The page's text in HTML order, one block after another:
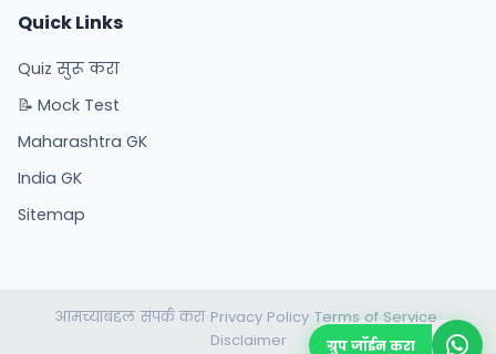
Quick Links
Quiz सुरू करा
📝 Mock Test
Maharashtra GK
India GK
Sitemap
आमच्याबद्दल•संपर्क करा• Privacy Policy• Terms of Service•
Disclaimer ग्रुप जॉईन करा